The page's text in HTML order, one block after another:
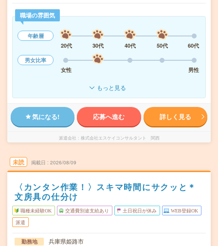
職場の雰囲気
年齢層
20代
30代 40代 50代
60代
男女比率
女性
男性
もっと見る
気になる! 応募へ進む 詳しく見る
派遣会社 株式会社エスケイコンサルタント 関西
未読 掲載日 2026/08/09
〈カンタン作業！〉スキマ時間にサクッと＊
文房具の仕分け
職種未経験OK 交通費別途支給あり 土日祝日が休み WEB登録OK
派遣
勤務地
兵庫県姫路市